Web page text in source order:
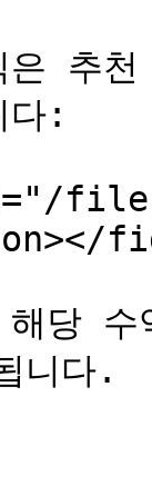
추
다:
files/
당